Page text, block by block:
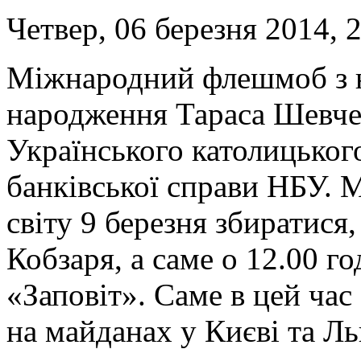
Четвер, 06 березня 2014,
Міжнародний флешмоб з
народження Тараса
Українського
банківської справи НБУ.
світу 9 березня
Кобзаря, а саме о 12.00
«Заповіт». Саме в цей
на майданах у Києві та